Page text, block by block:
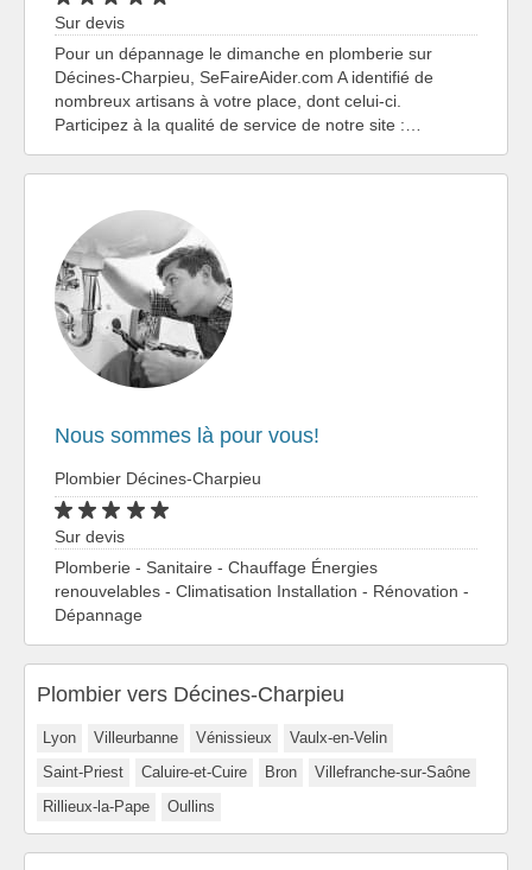
Sur devis
Pour un dépannage le dimanche en plomberie sur
Décines-Charpieu, SeFaireAider.com A identifié de
nombreux artisans à votre place, dont celui-ci.
Participez à la qualité de service de notre site :…
Nous sommes là pour vous!
Plombier Décines-Charpieu
Sur devis
Plomberie - Sanitaire - Chauffage Énergies
renouvelables - Climatisation Installation - Rénovation -
Dépannage
Plombier vers Décines-Charpieu
Lyon Villeurbanne Vénissieux
Vaulx-en-Velin
Saint-Priest
Caluire-et-Cuire Bron
Villefranche-sur-Saône
Rillieux-la-Pape
Oullins